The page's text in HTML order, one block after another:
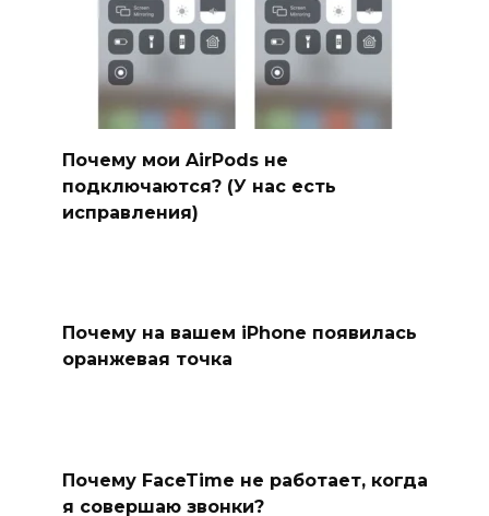
Почему мои AirPods не
подключаются? (У нас есть
исправления)
Почему на вашем iPhone появилась
оранжевая точка
Почему FaceTime не работает, когда
я совершаю звонки?